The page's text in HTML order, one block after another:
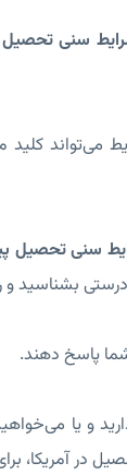
سنی تحصیل
می‌تواند
سنی تحصیل
بشناسید و
شما پاسخ دهند.
دارید و یا
در آمریکا،